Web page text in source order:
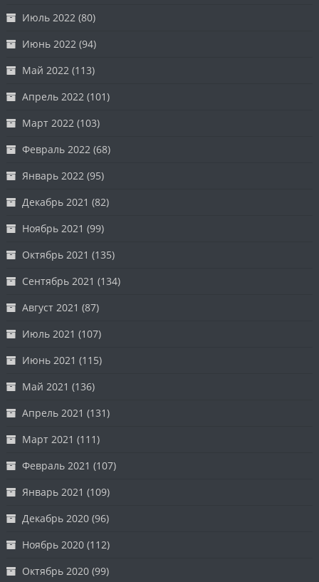
Июль 2022 (80)
Июнь 2022 (94)
Май 2022 (113)
Апрель 2022 (101)
Март 2022 (103)
Февраль 2022 (68)
Январь 2022 (95)
Декабрь 2021 (82)
Ноябрь 2021 (99)
Октябрь 2021 (135)
Сентябрь 2021 (134)
Август 2021 (87)
Июль 2021 (107)
Июнь 2021 (115)
Май 2021 (136)
Апрель 2021 (131)
Март 2021 (111)
Февраль 2021 (107)
Январь 2021 (109)
Декабрь 2020 (96)
Ноябрь 2020 (112)
Октябрь 2020 (99)